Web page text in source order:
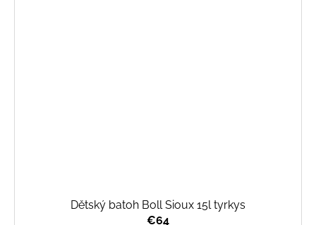
Dětský batoh Boll Sioux 15l tyrkys
€64